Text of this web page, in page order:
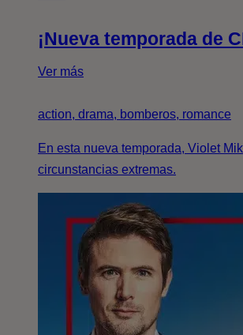
¡Nueva temporada de
Ver más
action, drama, bomberos, romance
En esta nueva temporada, Violet
circunstancias extremas.